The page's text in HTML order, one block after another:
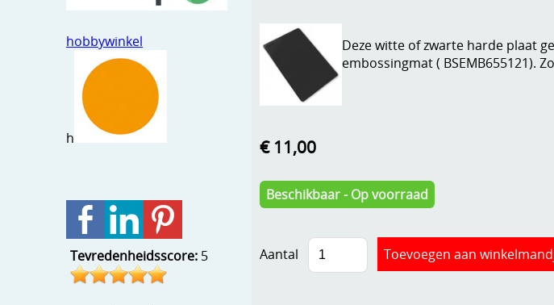
hobbywinkel
h
Tevredenheidsscore: 5
Deze witte of zwarte harde plaat
embossingmat ( BSEMB655121).
€ 11,00
Beschikbaar - Op voorraad
Aantal